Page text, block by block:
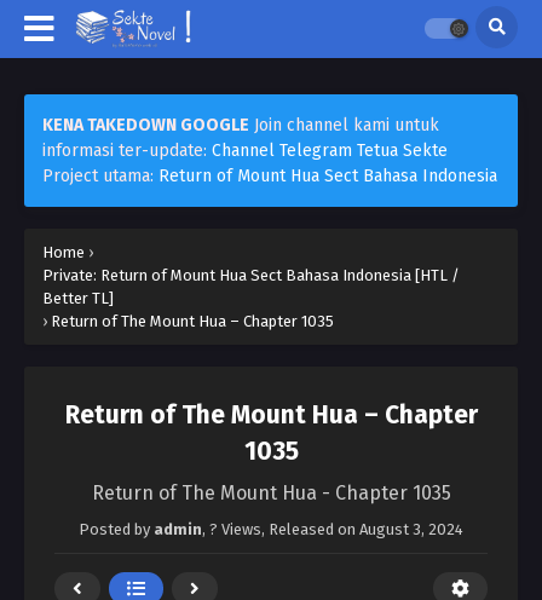
KENA TAKEDOWN GOOGLE Join channel kami untuk
informasi ter-update: Channel Telegram Tetua Sekte
Project utama: Return of Mount Hua Sect Bahasa Indonesia
Home ›
Private: Return of Mount Hua Sect Bahasa Indonesia [HTL /
Better TL]
› Return of The Mount Hua – Chapter 1035
Return of The Mount Hua – Chapter
1035
Return of The Mount Hua - Chapter 1035
Posted by admin, ? Views, Released on August 3, 2024